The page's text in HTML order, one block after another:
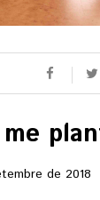
()
de 2018